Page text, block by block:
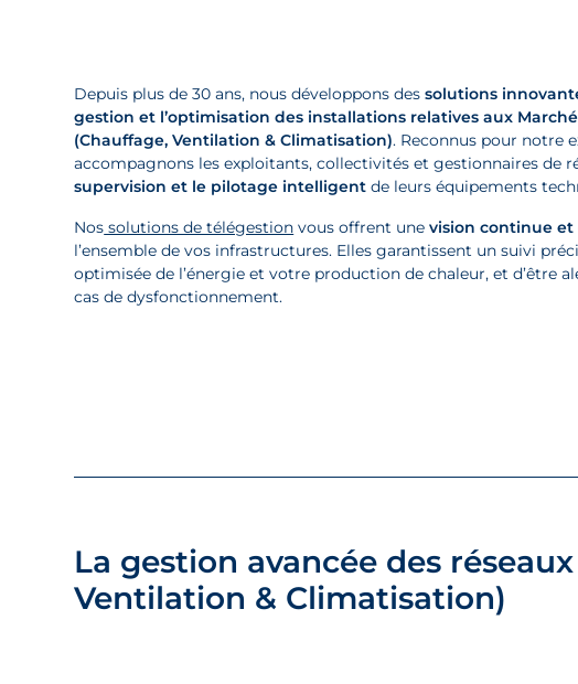
Depuis plus de 30 ans, nous développons dessolutions
gestion et l’optimisation des installations relatives aux
(Chauffage, Ventilation & Climatisation). Reconnus pour notre
accompagnons les exploitants, collectivités et gestionnaires de
supervision et le pilotage intelligent de leurs équipements
Nos solutions de télégestion vous offrent unevision continue et
l’ensemble de vos infrastructures. Elles garantissent un suivi
optimisée de l’énergie et votre production de chaleur, et d’être
cas de dysfonctionnement.
La gestion avancée des
Ventilation & Climatisation)